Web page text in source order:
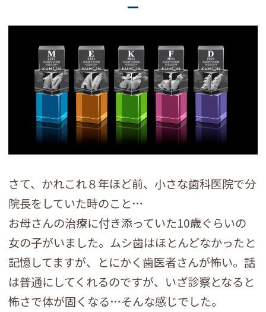
さて、かれこれ８年ほど前、小さな歯科医院で分
院長をしていた時のこと…
お母さんの治療に付き添っていた10歳ぐらいの
女の子がいました。ムシ歯はほとんどなかったと
記憶してますが、とにかく歯医者さんが怖い。話
は普通にしてくれるのですが、いざ診察となると
怖さで体が固くなる…そんな感じでした。